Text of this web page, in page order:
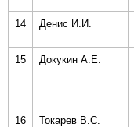
14 Денис И.И.
15 Докукин А.Е.
16 Токарев В.С.